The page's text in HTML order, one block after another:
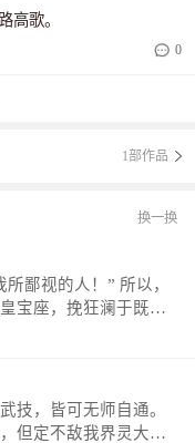
高歌。
0
1部作品
换一换
的人！” 所以，
宝座，挽狂澜于既
无上的传说！ 微信
u/25284575
关注。
技，皆可无师自通。
但定不敌我界灵大